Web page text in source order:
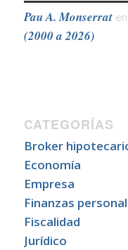
Pau A. Monserrat
(2000 a 2026)
CATEGORÍAS
Broker
Economía
Empresa
Finanzas
Fiscalidad
Jurídico